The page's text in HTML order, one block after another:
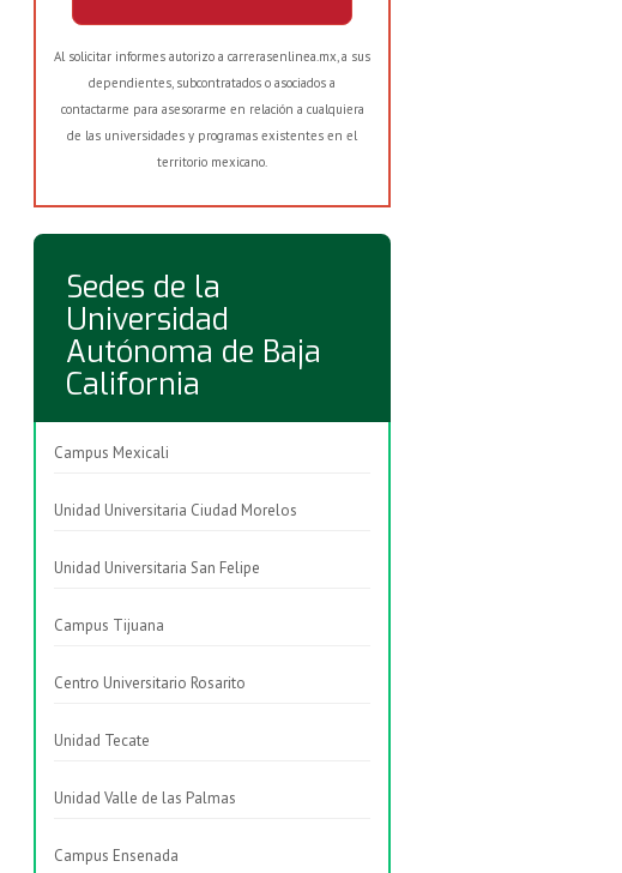
Al solicitar informes autorizo a carrerasenlinea.mx, a sus
dependientes, subcontratados o asociados a
contactarme para asesorarme en relación a cualquiera
de las universidades y programas existentes en el
territorio mexicano.
Sedes de la
Universidad
Autónoma de Baja
California
Campus Mexicali
Unidad Universitaria Ciudad Morelos
Unidad Universitaria San Felipe
Campus Tijuana
Centro Universitario Rosarito
Unidad Tecate
Unidad Valle de las Palmas
Campus Ensenada